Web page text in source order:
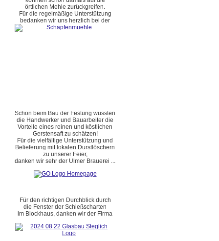
örtlichen Mehle zurückgreifen.
Für die regelmäßige Unterstützung
bedanken wir uns herzlich bei der
Schon beim Bau der Festung wussten
die Handwerker und Bauarbeiter die
Vorteile eines reinen und köstlichen
Gerstensaft zu schätzen!
Für die vielfältige Unterstützung und
Belieferung mit lokalen Durstlöschern
zu unserer Feier,
danken wir sehr der Ulmer Brauerei ...
Für den richtigen Durchblick durch
die Fenster der Schießscharten
im Blockhaus, danken wir der Firma